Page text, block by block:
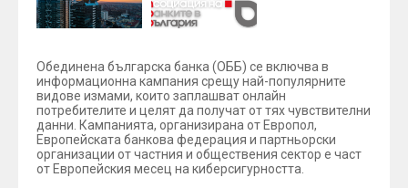
Обединена българска банка (ОББ) се включва в
информационна кампания срещу най-популярните
видове измами, които заплашват онлайн
потребителите и целят да получат от тях чувствителни
данни. Кампанията, организирана от Европол,
Европейската банкова федерация и партньорски
организации от частния и обществения сектор е част
от Европейския месец на киберсигурността.